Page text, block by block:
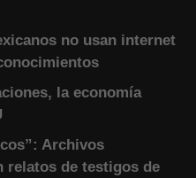
no usan internet
la economía
Archivos
relatos de testigos de